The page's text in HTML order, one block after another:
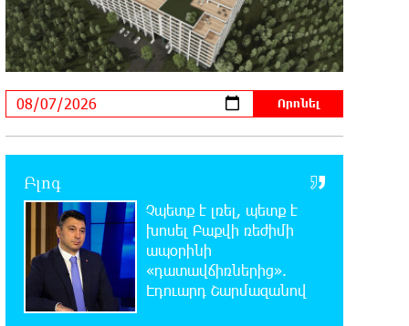
21:23:57 6-08-2026
Երևանում երթուղիների
փոփոխություն կլինի
Օգոստոսի 7-ին՝ Գարեգին Բ
Ամենայն Հայոց Կաթողիկոսի
դատական նիստը
20:44:49 6-08-2026
ՆԳՆ-ն՝ աղբակույտի տակ մնացած
քաղաքացու մահվան մասին
20:42:28 6-08-2026
«Համահայկական ճակատ»
Բլոգ
Չպետք է լռել, պետք է
խոսել Բաքվի ռեժիմի
ապօրինի
«դատավճիռներից».
Էդուարդ Շարմազանով